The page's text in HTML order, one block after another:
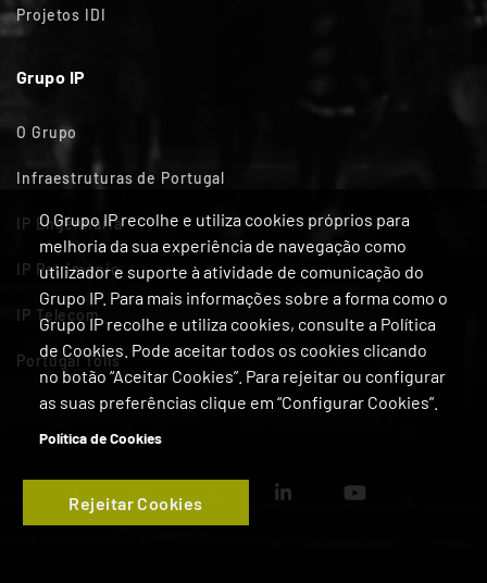
O Grupo IP recolhe e utiliza cookies próprios para
melhoria da sua experiência de navegação como
utilizador e suporte à atividade de comunicação do
Grupo IP. Para mais informações sobre a forma como o
Grupo IP recolhe e utiliza cookies, consulte a Política
de Cookies. Pode aceitar todos os cookies clicando
no botão “Aceitar Cookies”. Para rejeitar ou configurar
as suas preferências clique em “Configurar Cookies”.
Política de Cookies
Rejeitar Cookies
Projetos IDI
Grupo IP
O Grupo
Infraestruturas de Portugal
IP Engenharia
IP Património
IP Telecom
Portugal Tolls